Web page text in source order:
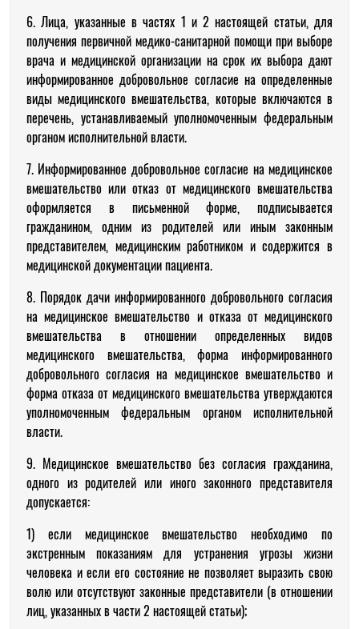
6. Лица, указанные в частях 1 и 2 настоящей статьи, для
получения первичной медико-санитарной помощи при выборе
врача и медицинской организации на срок их выбора дают
информированное добровольное согласие на определенные
виды медицинского вмешательства, которые включаются в
перечень, устанавливаемый уполномоченным федеральным
органом исполнительной власти.
7. Информированное добровольное согласие на медицинское
вмешательство или отказ от медицинского вмешательства
оформляется в письменной форме, подписывается
гражданином, одним из родителей или иным законным
представителем, медицинским работником и содержится в
медицинской документации пациента.
8. Порядок дачи информированного добровольного согласия
на медицинское вмешательство и отказа от медицинского
вмешательства в отношении определенных видов
медицинского вмешательства, форма информированного
добровольного согласия на медицинское вмешательство и
форма отказа от медицинского вмешательства утверждаются
уполномоченным федеральным органом исполнительной
власти.
9. Медицинское вмешательство без согласия гражданина,
одного из родителей или иного законного представителя
допускается:
1) если медицинское вмешательство необходимо по
экстренным показаниям для устранения угрозы жизни
человека и если его состояние не позволяет выразить свою
волю или отсутствуют законные представители (в отношении
лиц, указанных в части 2 настоящей статьи);